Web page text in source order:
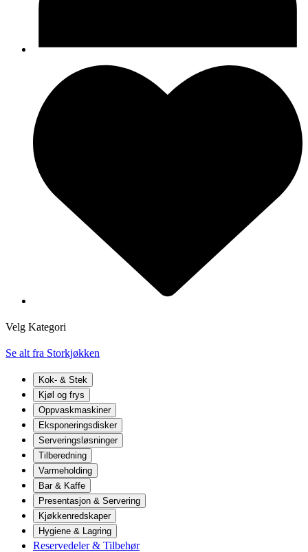
Velg Kategori
Se alt fra Storkjøkken
Kok- & Stek
Kjøl og frys
Oppvaskmaskiner
Eksponeringsdisker
Serveringsløsninger
Tilberedning
Varmeholding
Bar & Kaffe
Presentasjon & Servering
Kjøkkenredskaper
Hygiene & Lagring
Reservedeler & Tilbehør